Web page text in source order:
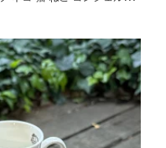
プ ギフト